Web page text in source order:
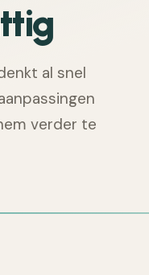
al snel
verder te